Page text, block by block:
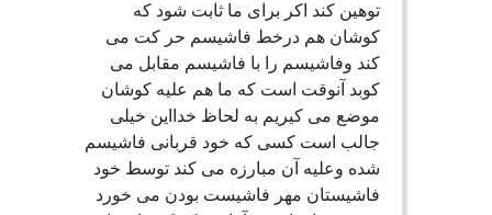
توهين كند اكر براى ما ثابت شود كه
كوشان هم درخط فاشيسم حر كت مى
كند وفاشيسم را با فاشيسم مقابل مى
كوبد آنوقت است كه ما هم عليه كوشان
موضع مى كيريم به لحاظ خدااين خيلى
جالب است كسى كه خود قربانى فاشيسم
شده وعليه آن مبارزه مى كند توسط خود
فاشيستان مهر فاشيست بودن مى خورد